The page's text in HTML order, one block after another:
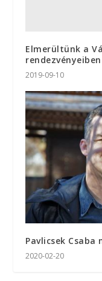
Elmerültünk a
rendezvényeiben
2019-09-10
Pavlicsek
2020-02-20